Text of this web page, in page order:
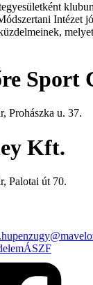
Intézet
Sport
Prohászka u. 37.
Kft.
Palotai út 70.
ÁSZF